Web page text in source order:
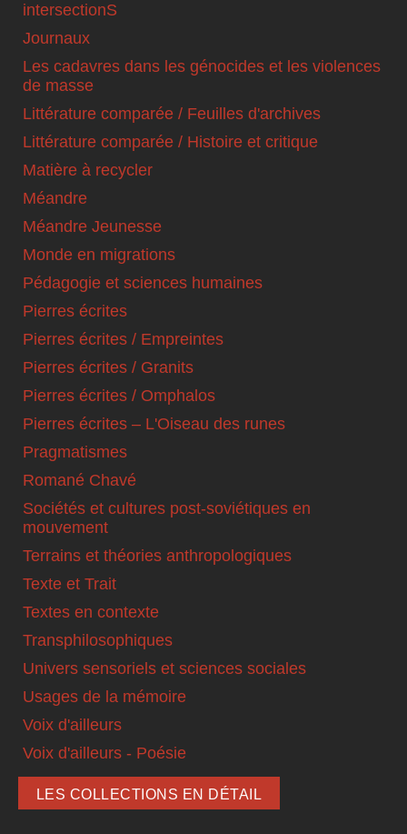
intersectionS
Journaux
Les cadavres dans les génocides et les violences
de masse
Littérature comparée / Feuilles d'archives
Littérature comparée / Histoire et critique
Matière à recycler
Méandre
Méandre Jeunesse
Monde en migrations
Pédagogie et sciences humaines
Pierres écrites
Pierres écrites / Empreintes
Pierres écrites / Granits
Pierres écrites / Omphalos
Pierres écrites – L'Oiseau des runes
Pragmatismes
Romané Chavé
Sociétés et cultures post-soviétiques en
mouvement
Terrains et théories anthropologiques
Texte et Trait
Textes en contexte
Transphilosophiques
Univers sensoriels et sciences sociales
Usages de la mémoire
Voix d'ailleurs
Voix d'ailleurs - Poésie
LES COLLECTIONS EN DÉTAIL